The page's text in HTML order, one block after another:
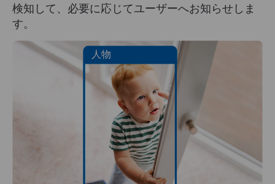
検知して、必要に応じてユーザーへお知らせしま
す。
人物